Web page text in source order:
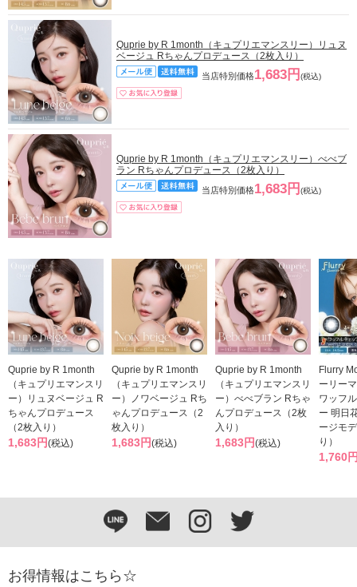
Quprie by R 1month（キュプリエマンスリー）リュヌ
ベージュ Rちゃんプロデュース（2枚入り）
当店特別価格1,683円 (税込)
Quprie by R 1month（キュプリエマンスリー）べべブ
ラン Rちゃんプロデュース（2枚入り）
当店特別価格1,683円 (税込)
Quprie by R 1month
（キュプリエマンスリ
ー）リュヌベージュ R
ちゃんプロデュース
（2枚入り）
1,683円(税込)
Quprie by R 1month
（キュプリエマンスリ
ー）ノワベージュ Rち
ゃんプロデュース（2
枚入り）
1,683円(税込)
Quprie by R 1month
（キュプリエマンスリ
ー）べべブラン Rちゃ
んプロデュース（2枚
入り）
1,683円(税込)
Flurry
ーリー
ワッフ
ー 明日
ージモ
り）
1,760
お得情報はこちら☆